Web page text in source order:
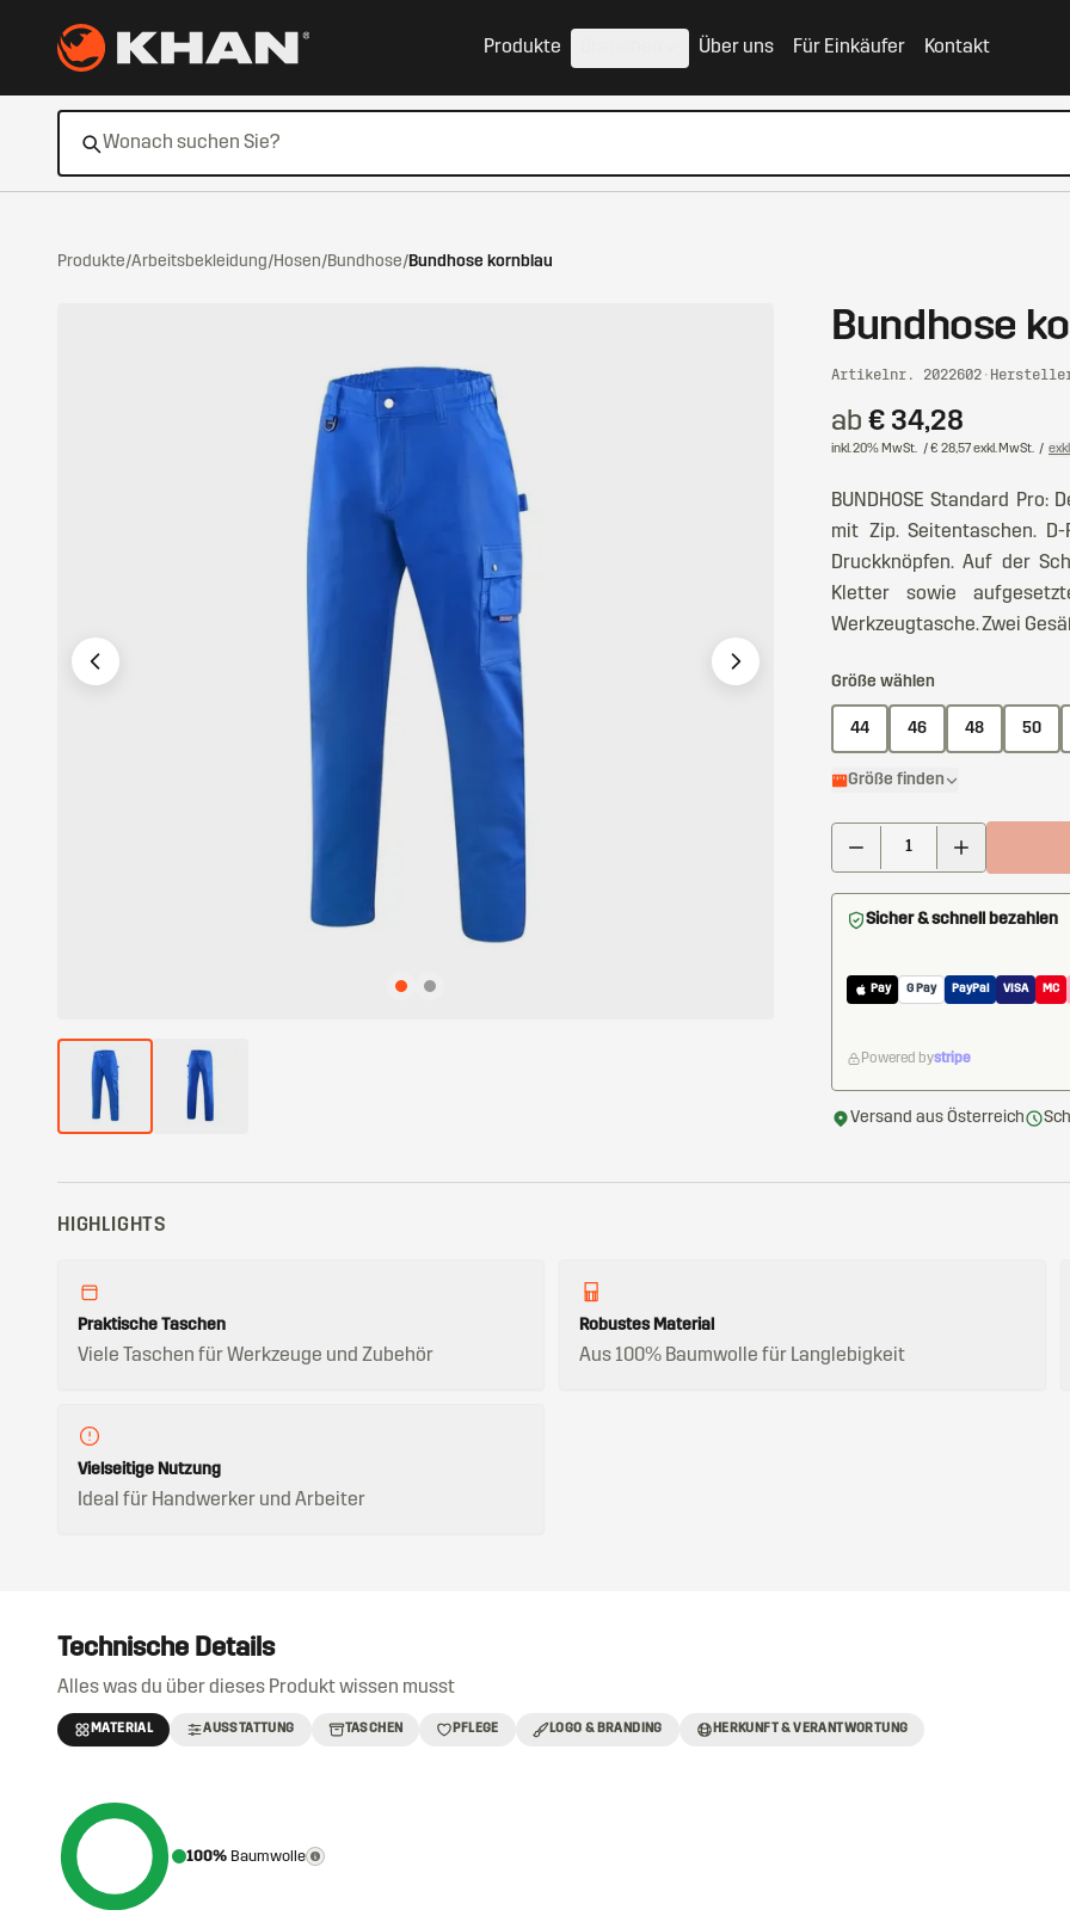
Produkte
Über uns Für Einkäufer Kontakt
Produkte/Arbeitsbekleidung/Hosen/Bundhose/Bundhose kornblau
Bundhose
Artikelnr. 2022602 ·
ab € 34,28
inkl. 20% MwSt. / € 28,57 exkl. MwSt. /
BUNDHOSE Standard
mit Zip. Seitentaschen.
Druckknöpfen. Auf der
Kletter sowie
Werkzeugtasche. Zwei
Größe wählen
44 46 48 50
Größe finden
Sicher & schnell bezahlen
Pay G Pay PayPal VISA MC
Powered bystripe
Versand aus Österreich
HIGHLIGHTS
Praktische Taschen
Viele Taschen für Werkzeuge und Zubehör
Robustes Material
Aus 100% Baumwolle für Langlebigkeit
Vielseitige Nutzung
Ideal für Handwerker und Arbeiter
Technische Details
Alles was du über dieses Produkt wissen musst
MATERIAL AUSSTATTUNG TASCHEN PFLEGE LOGO & BRANDING HERKUNFT & VERANTWORTUNG
100% Baumwolle